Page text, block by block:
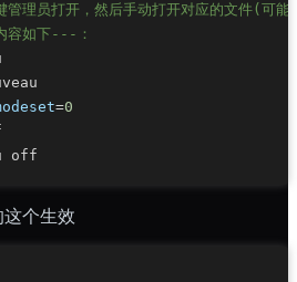
管理员打开，然后手动打开对应的文件
容如下---：
=0
个生效